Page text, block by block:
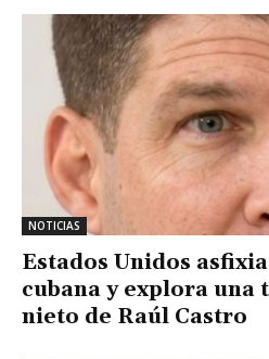
NOTICIAS
Estados Unidos
cubana y explora una
nieto de Raúl Castro